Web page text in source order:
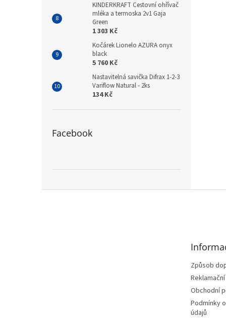
KINDERKRAFT Cestovní ohřívač
mléka a termoska 2v1 Gaja
Green
1 303 Kč
Kočárek Lionelo AZURA onyx
black
5 760 Kč
Nastavitelná savička Difrax 1-2-3
Variflow Natural - 2ks
134 Kč
Facebook
Způsob
Obchodní
Podmínky
údajů